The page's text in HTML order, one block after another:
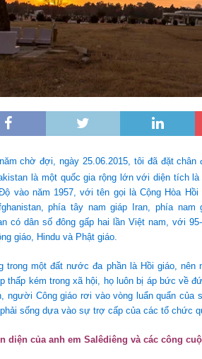
chờ đợi, ngày 25.06.2015, tôi đã đặt
là một quốc gia rộng lớn với diện tích là
vào năm 1957, với tên gọi là Cộng Hòa
phía tây nam giáp Iran, phía
có dân số đông gấp hai lần Việt nam, với
giáo, Hindu và Phật giáo.
trong một đất nước đa phần là Hồi giáo,
thấp kém trong xã hội, họ luôn bị áp bức về
người Công giáo rơi vào vòng luẩn quẩn của
sống dựa vào sự trợ cấp của các tổ chức
diện của anh em Salêdiêng và các công